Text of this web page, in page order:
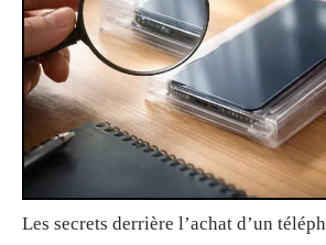
Les secrets derrière l’achat d’un